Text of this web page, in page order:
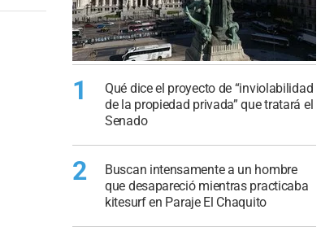
1
Qué dice el proyecto de “inviolabilidad
de la propiedad privada” que tratará el
Senado
2
Buscan intensamente a un hombre
que desapareció mientras practicaba
kitesurf en Paraje El Chaquito